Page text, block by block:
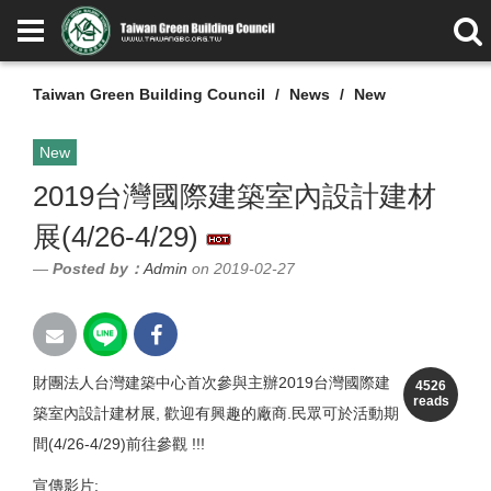
Taiwan Green Building Council News New
New
2019台灣國際建築室內設計建材
展(4/26-4/29)
Posted by： Admin on 2019-02-27
4526
reads
財團法人台灣建築中心首次參與主辦2019台灣國際建
築室內設計建材展, 歡迎有興趣的廠商.民眾可於活動期
間(4/26-4/29)前往參觀 !!!
宣傳影片: